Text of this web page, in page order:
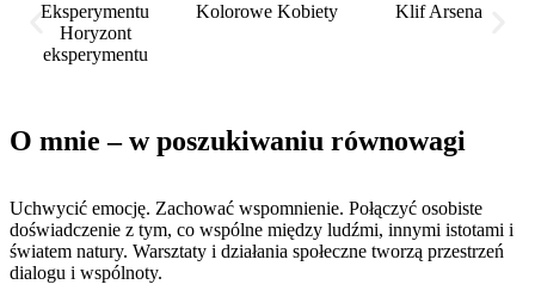
Horyzont
eksperymentu
Kolorowe Kobiety Klif Arsena
O mnie – w poszukiwaniu równowagi
Uchwycić emocję. Zachować wspomnienie. Połączyć osobiste
doświadczenie z tym, co wspólne między ludźmi, innymi istotami i
światem natury. Warsztaty i działania społeczne tworzą przestrzeń
dialogu i wspólnoty.